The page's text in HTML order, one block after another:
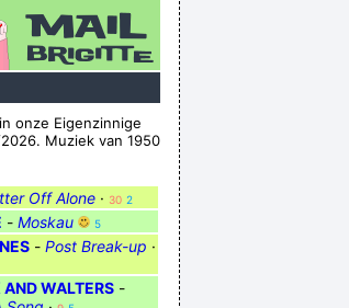
onze Eigenzinnige
Muziek van 1950
Off Alone · 30 2
- Moskau 5
- Post Break-up ·
AND WALTERS -